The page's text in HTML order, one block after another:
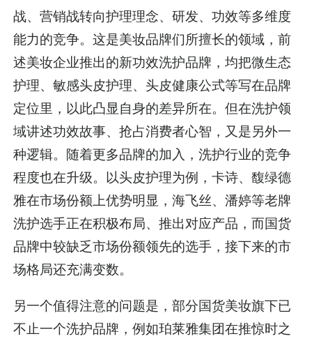
战、营销战转向护理理念、研发、功效等多维度
能力的竞争。这是美妆品牌们所擅长的领域，前
述美妆企业推出的新功效洗护品牌，均把微生态
护理、敏感头皮护理、头皮健康公式等写在品牌
定位里，以此凸显自身的差异所在。但在洗护领
域讲述功效故事、抢占消费者心智，又是另外一
种逻辑。随着更多品牌的加入，洗护行业的竞争
程度也在升级。以头皮护理为例，卡诗、馥绿德
雅在市场份额上优势明显，海飞丝、潘婷等老牌
洗护选手正在积极布局、推出对应产品，而国货
品牌中较缺乏市场份额领先的选手，接下来的市
场格局还充满变数。
另一个值得注意的问题是，部分国货美妆旗下已
不止一个洗护品牌，例如珀莱雅集团在推惊时之